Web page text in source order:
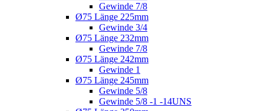
Gewinde 7/8
Ø75 Länge 225mm
Gewinde 3/4
Ø75 Länge 232mm
Gewinde 7/8
Ø75 Länge 242mm
Gewinde 1
Ø75 Länge 245mm
Gewinde 5/8
Gewinde 5/8 -1 -14UNS